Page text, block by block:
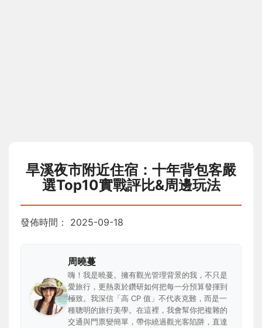
旱溪夜市附近住宿：十年背包客嚴
選Top10實戰評比&周邊玩法
發佈時間： 2025-09-18
周曉蔓
嗨！我是曉蔓。擁有觀光管理背景的我，不只是
愛旅行，更熱衷於鑽研如何把每一分預算發揮到
極致。我深信「高 CP 值」不代表克難，而是一
種聰明的旅行美學。在這裡，我會幫你把複雜的
交通與門票變簡單，帶你繞過觀光客陷阱，直達